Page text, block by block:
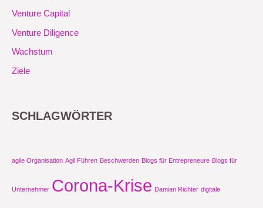
Venture Capital
Venture Diligence
Wachstum
Ziele
SCHLAGWÖRTER
agile Organisation Agil Führen Beschwerden Blogs für Entrepreneure Blogs für
Unternehmer Corona-Krise Damian Richter digitale